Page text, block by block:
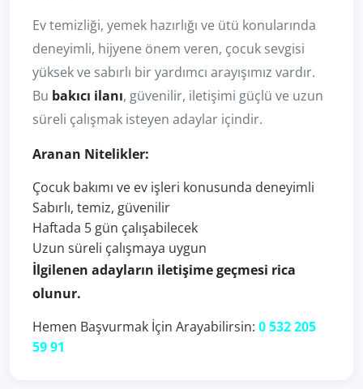
Ev temizliği, yemek hazırlığı ve ütü konularında
deneyimli, hijyene önem veren, çocuk sevgisi
yüksek ve sabırlı bir yardımcı arayışımız vardır.
Bu bakıcı ilanı, güvenilir, iletişimi güçlü ve uzun
süreli çalışmak isteyen adaylar içindir.
Aranan Nitelikler:
Çocuk bakımı ve ev işleri konusunda deneyimli
Sabırlı, temiz, güvenilir
Haftada 5 gün çalışabilecek
Uzun süreli çalışmaya uygun
İlgilenen adayların iletişime geçmesi rica
olunur.
Hemen Başvurmak İçin Arayabilirsin: 0 532 205
59 91